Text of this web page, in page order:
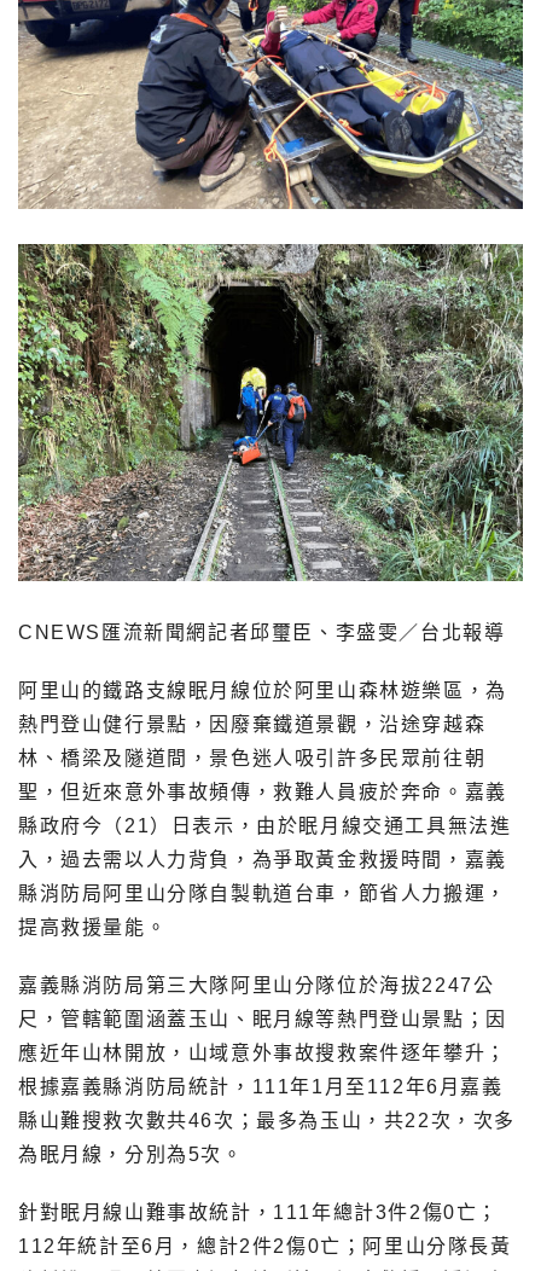
CNEWS匯流新聞網記者邱璽臣、李盛雯／台北報導
阿里山的鐵路支線眠月線位於阿里山森林遊樂區，為
熱門登山健行景點，因廢棄鐵道景觀，沿途穿越森
林、橋梁及隧道間，景色迷人吸引許多民眾前往朝
聖，但近來意外事故頻傳，救難人員疲於奔命。嘉義
縣政府今（21）日表示，由於眠月線交通工具無法進
入，過去需以人力背負，為爭取黃金救援時間，嘉義
縣消防局阿里山分隊自製軌道台車，節省人力搬運，
提高救援量能。
嘉義縣消防局第三大隊阿里山分隊位於海拔2247公
尺，管轄範圍涵蓋玉山、眠月線等熱門登山景點；因
應近年山林開放，山域意外事故搜救案件逐年攀升；
根據嘉義縣消防局統計，111年1月至112年6月嘉義
縣山難搜救次數共46次；最多為玉山，共22次，次多
為眠月線，分別為5次。
針對眠月線山難事故統計，111年總計3件2傷0亡；
112年統計至6月，總計2件2傷0亡；阿里山分隊長黃